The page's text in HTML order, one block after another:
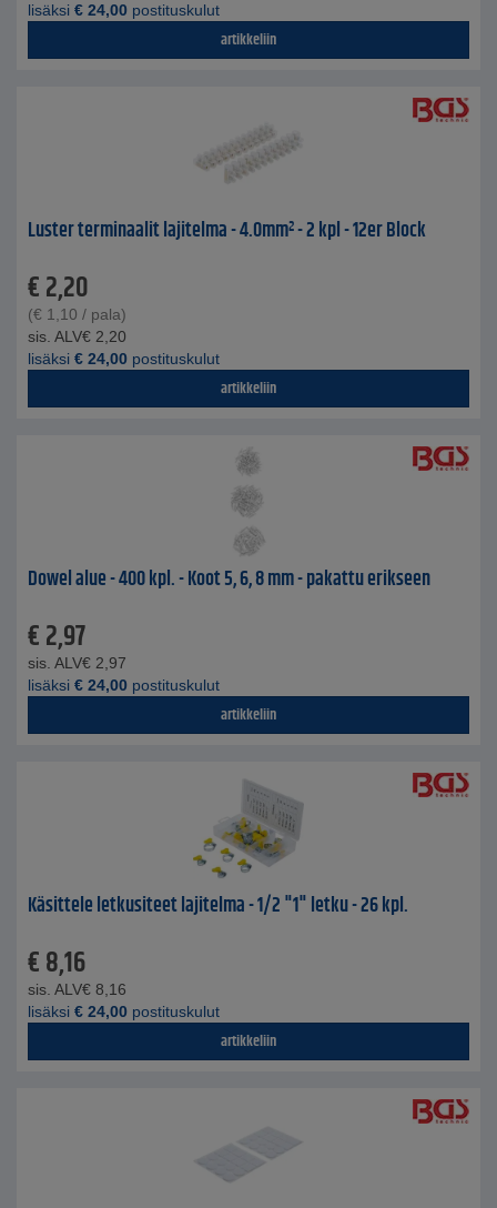
lisäksi € 24,00 postituskulut
artikkeliin
Luster terminaalit lajitelma - 4.0mm² - 2 kpl - 12er Block
€2,20
(€ 1,10 / pala)
sis. ALV€ 2,20
lisäksi € 24,00 postituskulut
artikkeliin
Dowel alue - 400 kpl. - Koot 5, 6, 8 mm - pakattu erikseen
€2,97
sis. ALV€ 2,97
lisäksi € 24,00 postituskulut
artikkeliin
Käsittele letkusiteet lajitelma - 1/2 "1" letku - 26 kpl.
€8,16
sis. ALV€ 8,16
lisäksi € 24,00 postituskulut
artikkeliin